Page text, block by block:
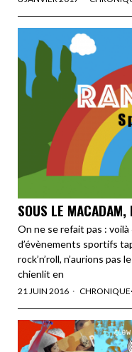
SOUS LE
On ne se refait pas :
d’évènements sportifs
rock’n’roll, n’aurions
chienlit en
21 JUIN 2016 CHRONIQUE·